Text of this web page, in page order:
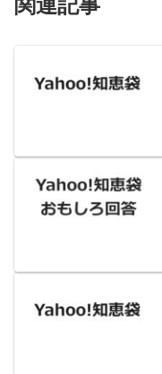
関連記事